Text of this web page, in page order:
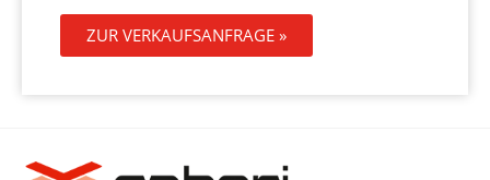
ZUR VERKAUFSANFRAGE »